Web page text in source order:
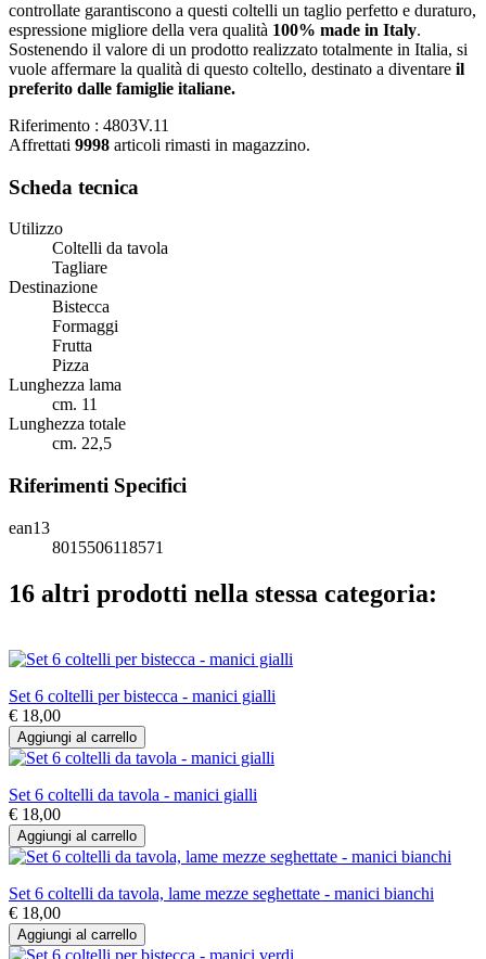
controllate garantiscono a questi coltelli un taglio perfetto e duraturo,
espressione migliore della vera qualità 100% made in Italy.
Sostenendo il valore di un prodotto realizzato totalmente in Italia, si
vuole affermare la qualità di questo coltello, destinato a diventare il
preferito dalle famiglie italiane.
Riferimento : 4803V.11
Affrettati 9998 articoli rimasti in magazzino.
Scheda tecnica
Utilizzo
Coltelli da tavola
Tagliare
Destinazione
Bistecca
Formaggi
Frutta
Pizza
Lunghezza lama
cm. 11
Lunghezza totale
cm. 22,5
Riferimenti Specifici
ean13
8015506118571
16 altri prodotti nella stessa categoria:
Set 6 coltelli per bistecca - manici gialli
€ 18,00
Aggiungi al carrello
Set 6 coltelli da tavola - manici gialli
€ 18,00
Aggiungi al carrello
Set 6 coltelli da tavola, lame mezze seghettate - manici bianchi
€ 18,00
Aggiungi al carrello